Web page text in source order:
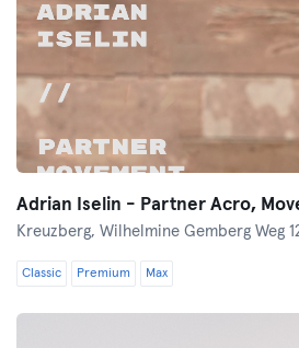
Adrian Iselin - Partner Acro,
Kreuzberg, Wilhelmine Gemberg Weg
Classic Premium Max